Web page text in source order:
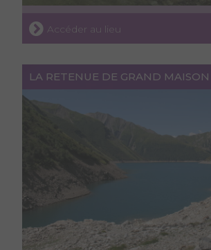
Accéder au lieu
LA RETENUE DE GRAND MAISON